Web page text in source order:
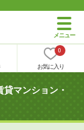
0
お気に入り
貸マンション・